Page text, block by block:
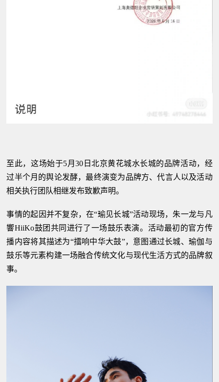
至此，这场始于5月30日北京黄花城水长城的品牌活动，经
过半个月的舆论发酵，最终演变为品牌方、代言人以及活动
相关执行团队相继发布致歉声明。
事情的起因并不复杂，在“瑜见长城”活动现场，朱一龙与凡
響HiiKo鼓团共同进行了一场鼓乐表演。活动最初的官方传
播内容将其描述为“擂响中华大鼓”，意图通过长城、瑜伽与
鼓乐等元素构建一场融合传统文化与现代生活方式的品牌叙
事。